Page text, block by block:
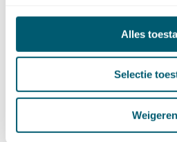
Alles
Selectie
Weigeren
oktober (24)
juli (26)
juni (21)
maart (10)
►
2017 (213)